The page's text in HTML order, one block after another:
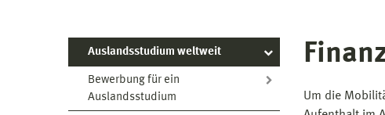
Auslandsstudium weltweit
Bewerbung für ein
Auslandsstudium
Um die